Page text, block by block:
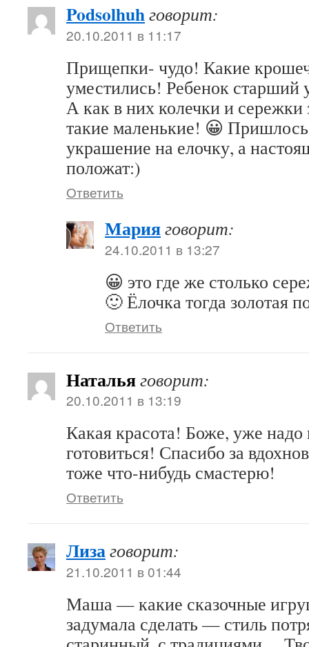
Podsolhuhговорит:
20.10.2011 в 11:17
Прищепки- чудо! Какие
уместились! Ребенок старший
А как в них колечки и
такие маленькие! 😀 Пришлось
украшение на елочку, а
положат:)
Ответить
Марияговорит:
24.10.2011 в 13:27
😀 это где же столько
🙂 Ёлочка тогда золотая
Ответить
Натальяговорит:
20.10.2011 в 13:19
Какая красота! Боже, уже
готовиться! Спасибо за
тоже что-нибудь смастерю!
Ответить
Лизаговорит:
21.10.2011 в 01:44
Маша — какие сказочные
задумала сделать — стиль